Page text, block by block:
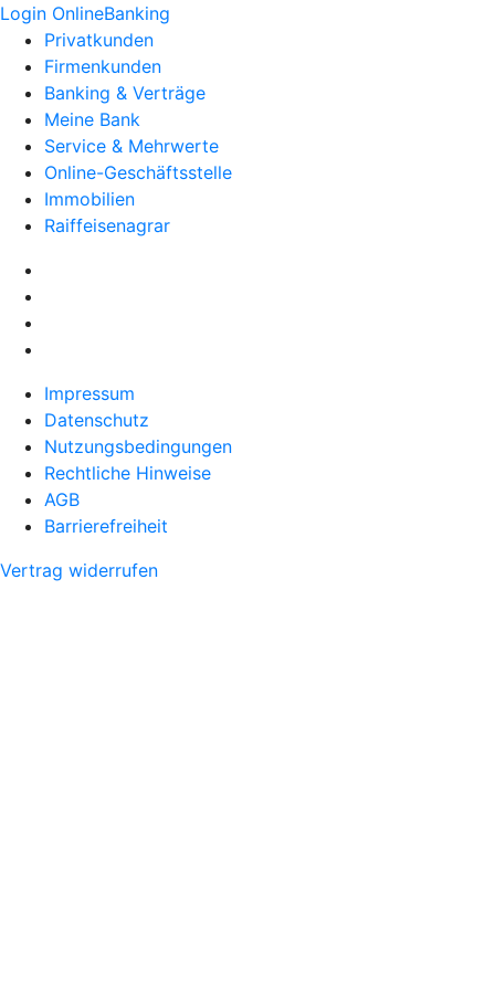
Login OnlineBanking
Privatkunden
Firmenkunden
Banking & Verträge
Meine Bank
Service & Mehrwerte
Online-Geschäftsstelle
Immobilien
Raiffeisenagrar
Impressum
Datenschutz
Nutzungsbedingungen
Rechtliche Hinweise
AGB
Barrierefreiheit
Vertrag widerrufen